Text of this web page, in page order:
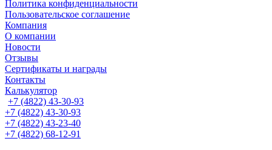
Политика конфиденциальности
Пользовательское соглашение
Компания
О компании
Новости
Отзывы
Сертификаты и награды
Контакты
Калькулятор
+7 (4822) 43-30-93
+7 (4822) 43-30-93
+7 (4822) 43-23-40
+7 (4822) 68-12-91